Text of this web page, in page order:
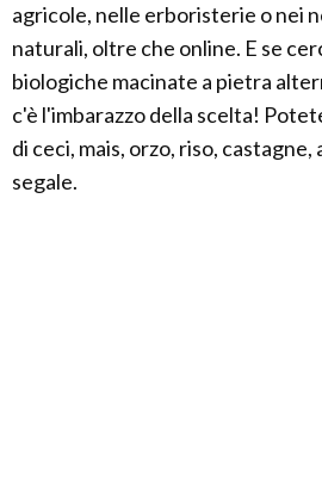
agricole, nelle erboristerie o nei
naturali, oltre che online. E se
biologiche macinate a pietra
c'è l'imbarazzo della scelta!
di ceci, mais, orzo, riso, castagne,
segale.